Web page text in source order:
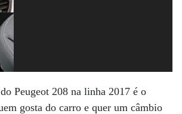
Peugeot 208 na linha 2017 é o
gosta do carro e quer um câmbio